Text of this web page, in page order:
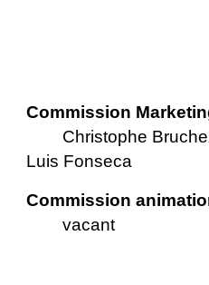
Commission
Christophe
Luis Fonseca
Commission
vacant